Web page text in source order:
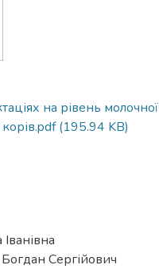
на рівень молочної
(195.94 KB)
Сергійович